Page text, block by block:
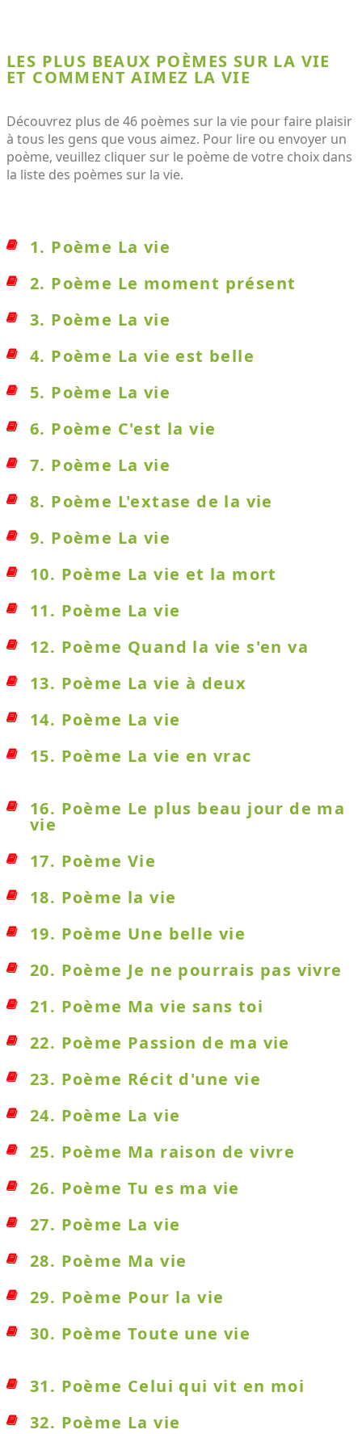
LES PLUS BEAUX POÈMES SUR LA VIE
ET COMMENT AIMEZ LA VIE
Découvrez plus de 46 poèmes sur la vie pour faire plaisir
à tous les gens que vous aimez. Pour lire ou envoyer un
poème, veuillez cliquer sur le poème de votre choix dans
la liste des poèmes sur la vie.
1. Poème La vie
2. Poème Le moment présent
3. Poème La vie
4. Poème La vie est belle
5. Poème La vie
6. Poème C'est la vie
7. Poème La vie
8. Poème L'extase de la vie
9. Poème La vie
10. Poème La vie et la mort
11. Poème La vie
12. Poème Quand la vie s'en va
13. Poème La vie à deux
14. Poème La vie
15. Poème La vie en vrac
16. Poème Le plus beau jour de ma
vie
17. Poème Vie
18. Poème la vie
19. Poème Une belle vie
20. Poème Je ne pourrais pas vivre
21. Poème Ma vie sans toi
22. Poème Passion de ma vie
23. Poème Récit d'une vie
24. Poème La vie
25. Poème Ma raison de vivre
26. Poème Tu es ma vie
27. Poème La vie
28. Poème Ma vie
29. Poème Pour la vie
30. Poème Toute une vie
31. Poème Celui qui vit en moi
32. Poème La vie